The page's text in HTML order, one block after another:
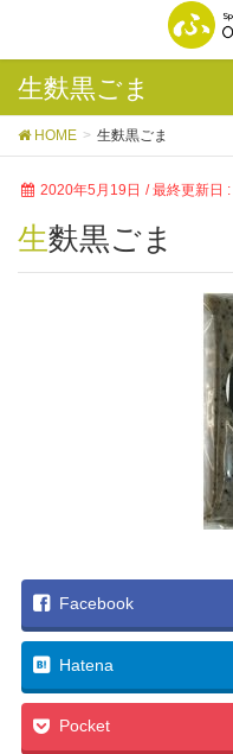
生麩黒ごま
HOME 生麩黒ごま
2020年5月19日 / 最終更新日 :
生麩黒ごま
Facebook
Hatena
Pocket